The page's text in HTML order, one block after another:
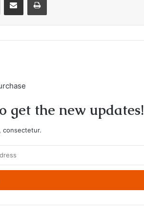
get the new updates!
consectetur.